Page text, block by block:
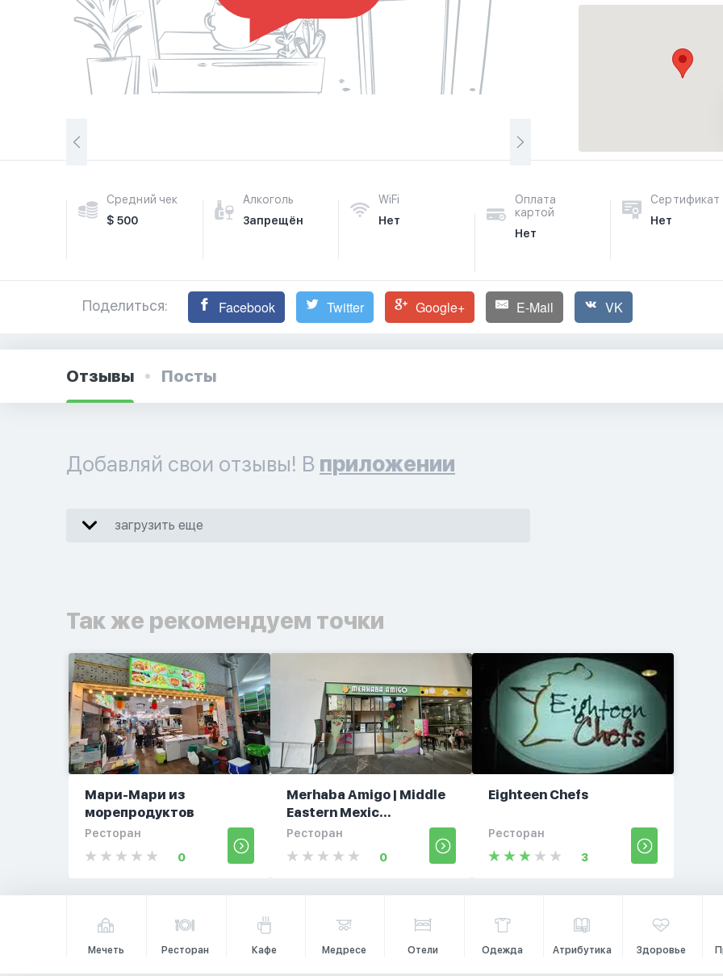
Средний чек
$ 500
Алкоголь
Запрещён
WiFi
Нет
Оплата
картой
Нет
Сертификат
Нет
Поделиться: Facebook Twitter Google+ E-Mail VK
Отзывы Посты
Добавляй свои отзывы! В приложении
загрузить еще
Так же рекомендуем точки
Мари-Мари из
морепродуктов
Ресторан
0
Merhaba Amigo | Middle
Eastern Mexic...
Ресторан
0
Eighteen Chefs
Ресторан
3
Мечеть Ресторан Кафе Медресе Отели Одежда Атрибутика Здоровье